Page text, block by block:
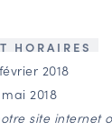
HORAIRES
2018
2018
site internet